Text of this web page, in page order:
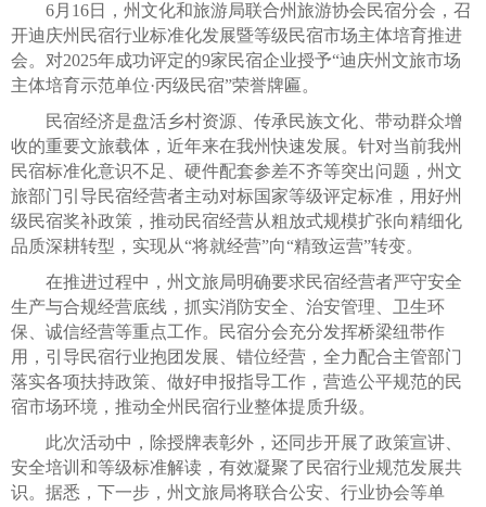
6月16日，州文化和旅游局联合州旅游协会民宿分会，召
开迪庆州民宿行业标准化发展暨等级民宿市场主体培育推进
会。对2025年成功评定的9家民宿企业授予“迪庆州文旅市场
主体培育示范单位·丙级民宿”荣誉牌匾。
民宿经济是盘活乡村资源、传承民族文化、带动群众增
收的重要文旅载体，近年来在我州快速发展。针对当前我州
民宿标准化意识不足、硬件配套参差不齐等突出问题，州文
旅部门引导民宿经营者主动对标国家等级评定标准，用好州
级民宿奖补政策，推动民宿经营从粗放式规模扩张向精细化
品质深耕转型，实现从“将就经营”向“精致运营”转变。
在推进过程中，州文旅局明确要求民宿经营者严守安全
生产与合规经营底线，抓实消防安全、治安管理、卫生环
保、诚信经营等重点工作。民宿分会充分发挥桥梁纽带作
用，引导民宿行业抱团发展、错位经营，全力配合主管部门
落实各项扶持政策、做好申报指导工作，营造公平规范的民
宿市场环境，推动全州民宿行业整体提质升级。
此次活动中，除授牌表彰外，还同步开展了政策宣讲、
安全培训和等级标准解读，有效凝聚了民宿行业规范发展共
识。据悉，下一步，州文旅局将联合公安、行业协会等单